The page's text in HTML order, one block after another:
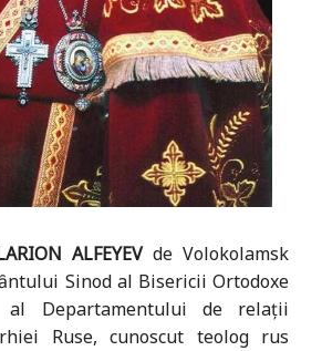
ALFEYEVde Volokolamsk
Sinod al Bisericii Ortodoxe
al Departamentului de relații
Ruse, cunoscut teolog rus